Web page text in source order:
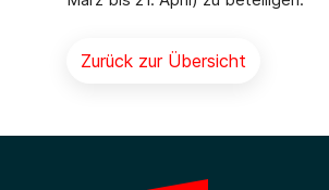
Zurück zur Übersicht